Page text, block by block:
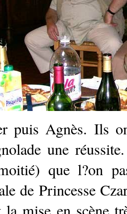
puis Agnès. Ils
une
que l?on
de Princesse